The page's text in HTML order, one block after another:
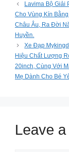
Lavima Bộ Giải
Cho Vùng Kín
Châu Âu, Ra Đời
Huyền.
Xe Đạp
Hiệu Chất Lượng
20inch, Cùng Với
Mẹ Dành Cho Bé
Leave